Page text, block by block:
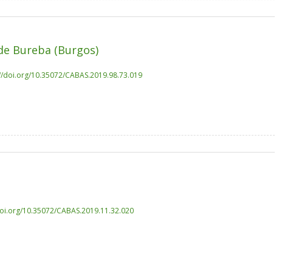
Bureba (Burgos)
doi.org/10.35072/CABAS.2019.98.73.019
10.35072/CABAS.2019.11.32.020